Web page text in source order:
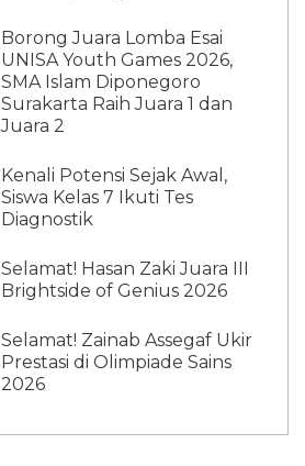
Borong Juara Lomba Esai
UNISA Youth Games 2026,
SMA Islam Diponegoro
Surakarta Raih Juara 1 dan
Juara 2
Kenali Potensi Sejak Awal,
Siswa Kelas 7 Ikuti Tes
Diagnostik
Selamat! Hasan Zaki Juara III
Brightside of Genius 2026
Selamat! Zainab Assegaf Ukir
Prestasi di Olimpiade Sains
2026